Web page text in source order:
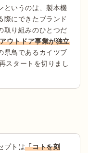
というのは、製本機
際にできたブランド
取り組みのひとつだ
ウトドア事業が独立
県鳥であるカイツブ
スタートを切りまし
プトは「コトを刻